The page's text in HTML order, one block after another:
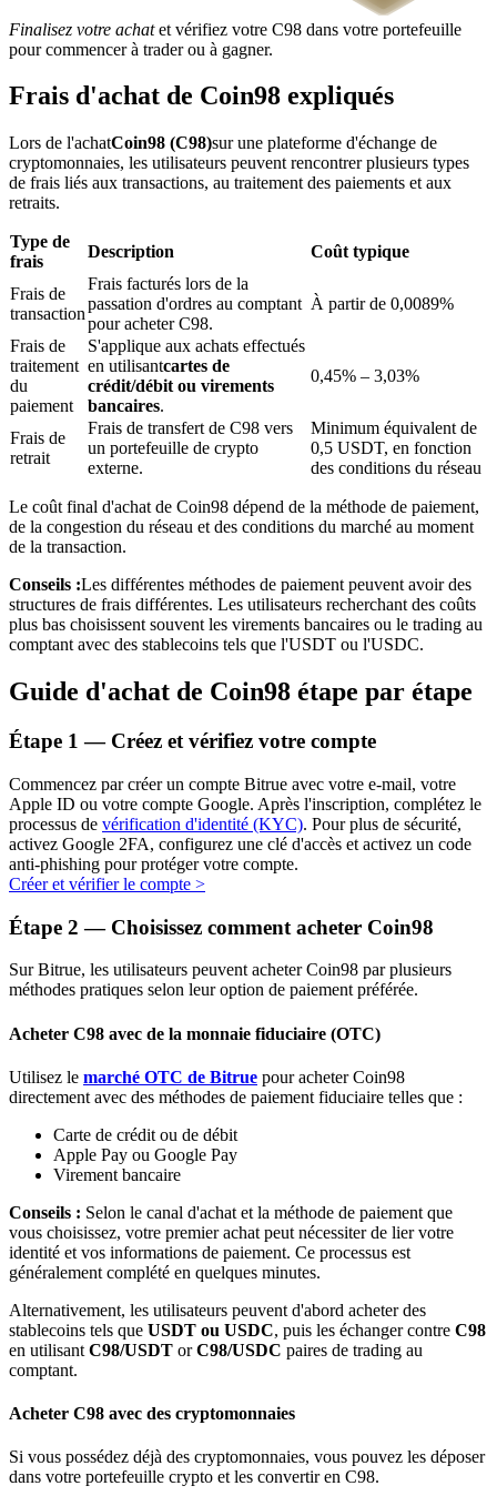
Blocages BTR
Des investissements exclusifs pour les détenteurs de BTR
Prêts
Service d'emprunt adossé à des cryptomonnaies
Investissement automobile
Découvrez comment gagner un revenu passif
Partenaires Bitrue
Jusqu'à 65 % de commissions !
Finalisez votre achatet vérifiez votre C98 dans votre portefeuille
pour commencer à trader ou à gagner.
Frais d'achat de Coin98 expliqués
Lors de l'achatCoin98 (C98)sur une plateforme d'échange de
cryptomonnaies, les utilisateurs peuvent rencontrer plusieurs types
de frais liés aux transactions, au traitement des paiements et aux
retraits.
Type de
frais
Description Coût typique
Frais de
transaction
Frais facturés lors de la
passation d'ordres au comptant
pour acheter C98.
À partir de 0,0089%
Frais de
traitement
du
paiement
S'applique aux achats effectués
en utilisantcartes de
crédit/débit ou virements
bancaires.
0,45% – 3,03%
Frais de
retrait
Frais de transfert de C98 vers
un portefeuille de crypto
externe.
Minimum équivalent de
0,5 USDT, en fonction
des conditions du réseau
Le coût final d'achat de Coin98 dépend de la méthode de paiement,
de la congestion du réseau et des conditions du marché au moment
de la transaction.
Conseils :Les différentes méthodes de paiement peuvent avoir des
structures de frais différentes. Les utilisateurs recherchant des coûts
plus bas choisissent souvent les virements bancaires ou le trading au
comptant avec des stablecoins tels que l'USDT ou l'USDC.
Guide d'achat de Coin98 étape par étape
Étape 1 — Créez et vérifiez votre compte
Commencez par créer un compte Bitrue avec votre e-mail, votre
Apple ID ou votre compte Google. Après l'inscription, complétez le
processus de vérification d'identité (KYC). Pour plus de sécurité,
activez Google 2FA, configurez une clé d'accès et activez un code
anti-phishing pour protéger votre compte.
Créer et vérifier le compte >
Étape 2 — Choisissez comment acheter Coin98
Sur Bitrue, les utilisateurs peuvent acheter Coin98 par plusieurs
méthodes pratiques selon leur option de paiement préférée.
Acheter C98 avec de la monnaie fiduciaire (OTC)
Utilisez le marché OTC de Bitrue pour acheter Coin98
directement avec des méthodes de paiement fiduciaire telles que :
Carte de crédit ou de débit
Apple Pay ou Google Pay
Virement bancaire
Conseils : Selon le canal d'achat et la méthode de paiement que
vous choisissez, votre premier achat peut nécessiter de lier votre
identité et vos informations de paiement. Ce processus est
généralement complété en quelques minutes.
Alternativement, les utilisateurs peuvent d'abord acheter des
stablecoins tels que USDT ou USDC, puis les échanger contre C98
en utilisant C98/USDT orC98/USDC paires de trading au
comptant.
Acheter C98 avec des cryptomonnaies
Si vous possédez déjà des cryptomonnaies, vous pouvez les déposer
dans votre portefeuille crypto et les convertir en C98.